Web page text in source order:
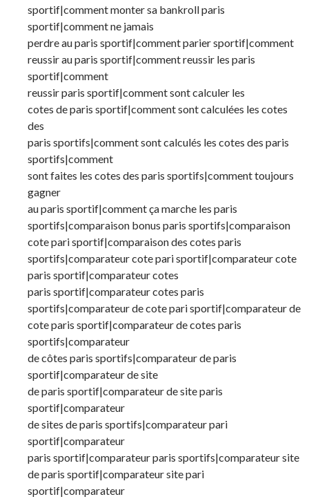
sportif|comment monter sa bankroll paris
sportif|comment ne jamais
perdre au paris sportif|comment parier sportif|comment
reussir au paris sportif|comment reussir les paris
sportif|comment
reussir paris sportif|comment sont calculer les
cotes de paris sportif|comment sont calculées les cotes
des
paris sportifs|comment sont calculés les cotes des paris
sportifs|comment
sont faites les cotes des paris sportifs|comment toujours
gagner
au paris sportif|comment ça marche les paris
sportifs|comparaison bonus paris sportifs|comparaison
cote pari sportif|comparaison des cotes paris
sportifs|comparateur cote pari sportif|comparateur cote
paris sportif|comparateur cotes
paris sportif|comparateur cotes paris
sportifs|comparateur de cote pari sportif|comparateur de
cote paris sportif|comparateur de cotes paris
sportifs|comparateur
de côtes paris sportifs|comparateur de paris
sportif|comparateur de site
de paris sportif|comparateur de site paris
sportif|comparateur
de sites de paris sportifs|comparateur pari
sportif|comparateur
paris sportif|comparateur paris sportifs|comparateur site
de paris sportif|comparateur site pari
sportif|comparateur